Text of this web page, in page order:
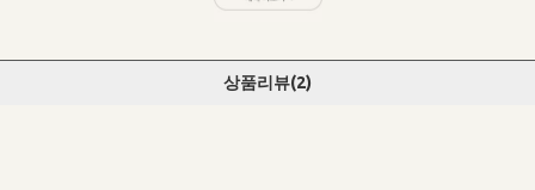
상품리뷰(2)